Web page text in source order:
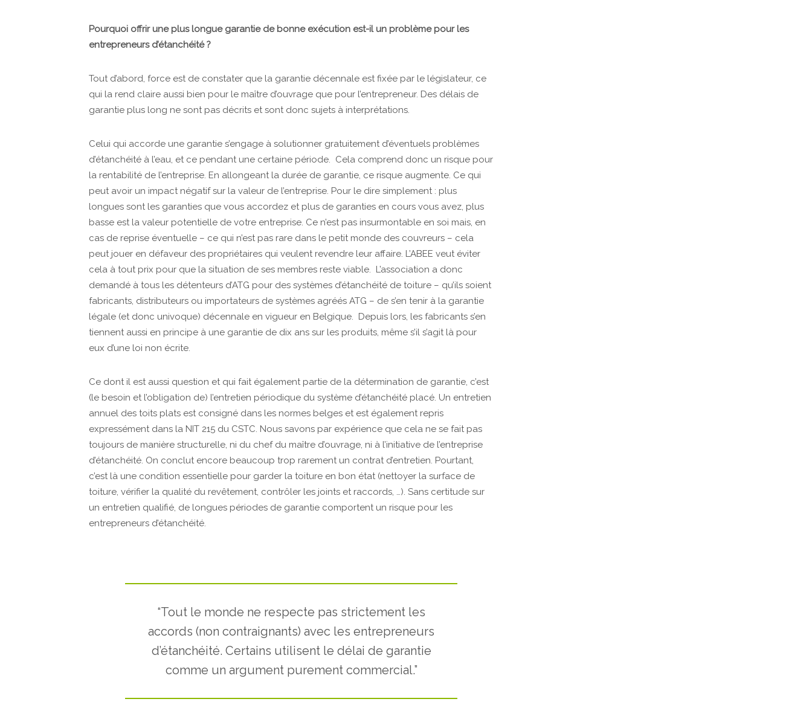
Pourquoi offrir une plus longue garantie de bonne exécution est-il un problème pour les
entrepreneurs d’étanchéité ?
Tout d’abord, force est de constater que la garantie décennale est fixée par le législateur, ce
qui la rend claire aussi bien pour le maître d’ouvrage que pour l’entrepreneur. Des délais de
garantie plus long ne sont pas décrits et sont donc sujets à interprétations.
Celui qui accorde une garantie s’engage à solutionner gratuitement d’éventuels problèmes
d’étanchéité à l’eau, et ce pendant une certaine période. Cela comprend donc un risque pour
la rentabilité de l’entreprise. En allongeant la durée de garantie, ce risque augmente. Ce qui
peut avoir un impact négatif sur la valeur de l’entreprise. Pour le dire simplement : plus
longues sont les garanties que vous accordez et plus de garanties en cours vous avez, plus
basse est la valeur potentielle de votre entreprise. Ce n’est pas insurmontable en soi mais, en
cas de reprise éventuelle – ce qui n’est pas rare dans le petit monde des couvreurs – cela
peut jouer en défaveur des propriétaires qui veulent revendre leur affaire. L’ABEE veut éviter
cela à tout prix pour que la situation de ses membres reste viable. L’association a donc
demandé à tous les détenteurs d’ATG pour des systèmes d’étanchéité de toiture – qu’ils soient
fabricants, distributeurs ou importateurs de systèmes agréés ATG – de s’en tenir à la garantie
légale (et donc univoque) décennale en vigueur en Belgique. Depuis lors, les fabricants s’en
tiennent aussi en principe à une garantie de dix ans sur les produits, même s’il s’agit là pour
eux d’une loi non écrite.
Ce dont il est aussi question et qui fait également partie de la détermination de garantie, c’est
(le besoin et l’obligation de) l’entretien périodique du système d’étanchéité placé. Un entretien
annuel des toits plats est consigné dans les normes belges et est également repris
expressément dans la NIT 215 du CSTC. Nous savons par expérience que cela ne se fait pas
toujours de manière structurelle, ni du chef du maître d’ouvrage, ni à l’initiative de l’entreprise
d’étanchéité. On conclut encore beaucoup trop rarement un contrat d’entretien. Pourtant,
c’est là une condition essentielle pour garder la toiture en bon état (nettoyer la surface de
toiture, vérifier la qualité du revêtement, contrôler les joints et raccords, …). Sans certitude sur
un entretien qualifié, de longues périodes de garantie comportent un risque pour les
entrepreneurs d’étanchéité.
“Tout le monde ne respecte pas strictement les
accords (non contraignants) avec les entrepreneurs
d’étanchéité. Certains utilisent le délai de garantie
comme un argument purement commercial.”